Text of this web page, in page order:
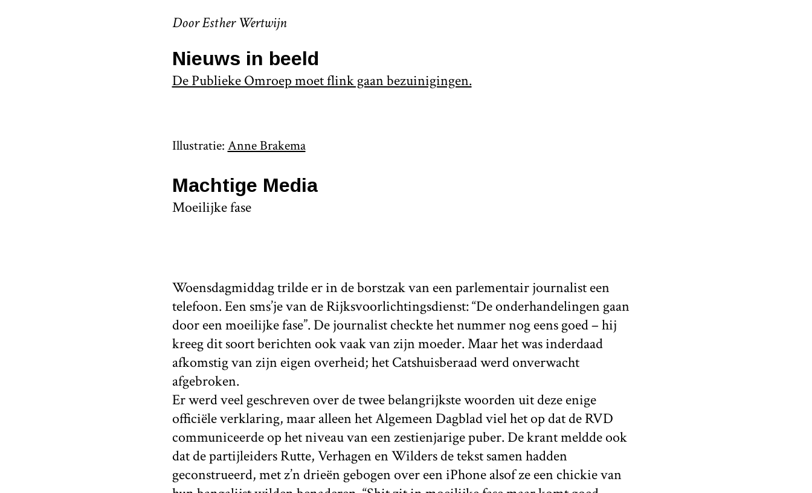
Door Esther Wertwijn
Nieuws in beeld
De Publieke Omroep moet flink gaan bezuinigingen.
Illustratie: Anne Brakema
Machtige Media
Moeilijke fase
Woensdagmiddag trilde er in de borstzak van een parlementair journalist een
telefoon. Een sms’je van de Rijksvoorlichtingsdienst: “De onderhandelingen gaan
door een moeilijke fase”. De journalist checkte het nummer nog eens goed – hij
kreeg dit soort berichten ook vaak van zijn moeder. Maar het was inderdaad
afkomstig van zijn eigen overheid; het Catshuisberaad werd onverwacht
afgebroken.
Er werd veel geschreven over de twee belangrijkste woorden uit deze enige
officiële verklaring, maar alleen het Algemeen Dagblad viel het op dat de RVD
communiceerde op het niveau van een zestienjarige puber. De krant meldde ook
dat de partijleiders Rutte, Verhagen en Wilders de tekst samen hadden
geconstrueerd, met z’n drieën gebogen over een iPhone alsof ze een chickie van